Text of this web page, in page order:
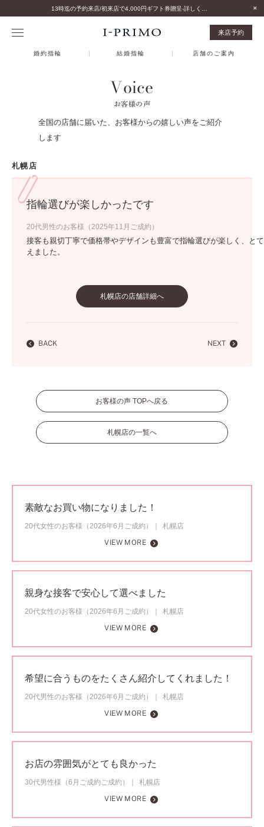
来店予約
婚約指輪 結婚指輪 店舗のご案内
Voice
お客様の声
全国の店舗に届いた、お客様からの嬉しい声をご紹介
します
札幌店
指輪選びが楽しかったです
20代男性のお客様（2025年11月ご成約）
接客も親切丁寧で価格帯やデザインも豊富で指輪選びが楽しく、と
えました。
札幌店の店舗詳細へ
BACK NEXT
お客様の声 TOPへ戻る
札幌店の一覧へ
素敵なお買い物になりました！
20代女性のお客様（2026年6月ご成約）
札幌店
VIEW MORE
親身な接客で安心して選べました
20代女性のお客様（2026年6月ご成約）
札幌店
VIEW MORE
希望に合うものをたくさん紹介してくれました！
20代男性のお客様（2026年6月ご成約）
札幌店
VIEW MORE
お店の雰囲気がとても良かった
30代男性様（6月ご成約ご成約）
札幌店
VIEW MORE